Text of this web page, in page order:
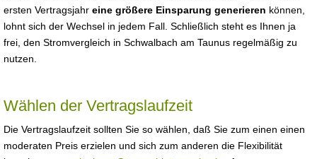
ersten Vertragsjahr eine größere Einsparung generieren können,
lohnt sich der Wechsel in jedem Fall. Schließlich steht es Ihnen ja
frei, den Stromvergleich in Schwalbach am Taunus regelmäßig zu
nutzen.
Wählen der Vertragslaufzeit
Die Vertragslaufzeit sollten Sie so wählen, daß Sie zum einen einen
moderaten Preis erzielen und sich zum anderen die Flexibilität